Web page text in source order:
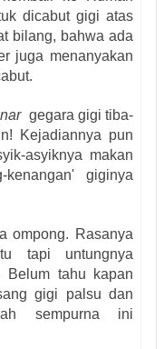
dicabut gigi atas
bilang, bahwa ada
juga menanyakan
gegara gigi tiba-
Kejadiannya pun
asyiknya makan
kenangan' giginya
ompong. Rasanya
tapi untungnya
Belum tahu kapan
gigi palsu dan
sempurna ini